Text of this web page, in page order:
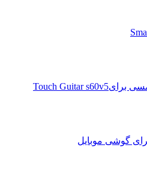
Touch Guitar s60v5
موبایل